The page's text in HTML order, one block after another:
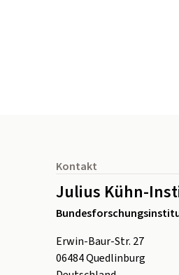
Kontakt
Julius Kühn-
Erwin-Baur-Str. 27
06484Quedlinburg